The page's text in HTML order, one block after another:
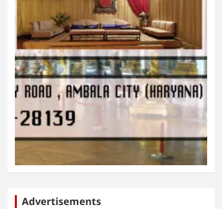
Advertisements